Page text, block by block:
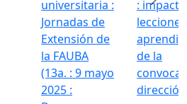
universitaria :
Jornadas de
Extensión de
la FAUBA
(13a. : 9 mayo
2025 :
:
lecciones
de la